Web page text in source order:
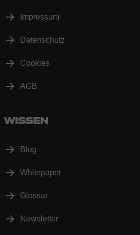
Impressum
Datenschutz
Cookies
AGB
WISSEN
Blog
Whitepaper
Glossar
Newsletter